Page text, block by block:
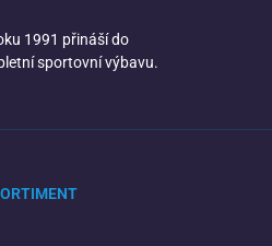
1991 přináší do
sportovní výbavu.